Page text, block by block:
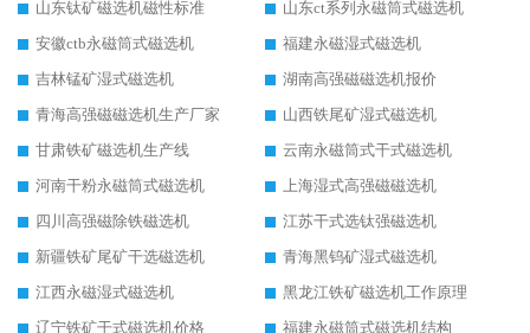
山东钛矿磁选机磁性标准
山东ct系列永磁筒式磁选机
安徽ctb永磁筒式磁选机
福建永磁湿式磁选机
吉林锰矿湿式磁选机
湖南高强磁磁选机报价
青海高强磁磁选机生产厂家
山西铁尾矿湿式磁选机
甘肃铁矿磁选机生产线
云南永磁筒式干式磁选机
河南干粉永磁筒式磁选机
上海湿式高强磁磁选机
四川高强磁除铁磁选机
江苏干式选钛强磁选机
新疆铁矿尾矿干选磁选机
青海黑钨矿湿式磁选机
江西永磁湿式磁选机
黑龙江铁矿磁选机工作原理
辽宁铁矿干式磁选机价格
福建永磁筒式磁选机结构